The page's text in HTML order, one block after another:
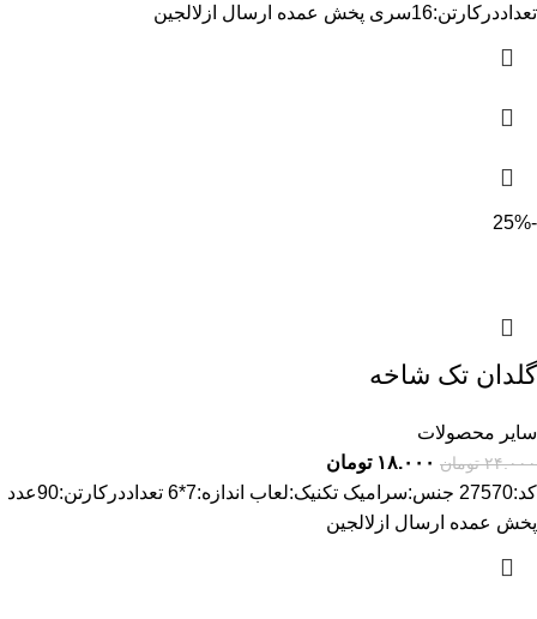
تعداددرکارتن:16سری پخش عمده ارسال ازلالجین
-25%
گلدان تک شاخه
سایر محصولات
۲۴.۰۰۰ تومان ۱۸.۰۰۰ تومان
کد:27570 جنس:سرامیک تکنیک:لعاب اندازه:7*6 تعداددرکارتن:90عدد
پخش عمده ارسال ازلالجین